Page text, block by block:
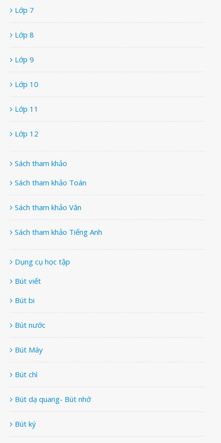
Lớp 7
Lớp 8
Lớp 9
Lớp 10
Lớp 11
Lớp 12
Sách tham khảo
Sách tham khảo Toán
Sách tham khảo Văn
Sách tham khảo Tiếng Anh
Dụng cụ học tập
Bút viết
Bút bi
Bút nước
Bút Máy
Bút chì
Bút dạ quang- Bút nhớ
Bút ký